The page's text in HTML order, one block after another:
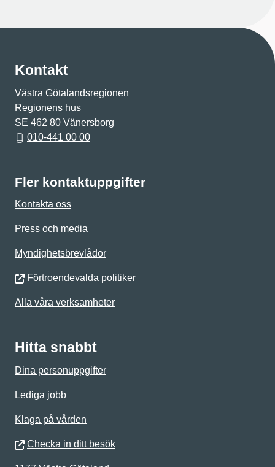
Kontakt
Västra Götalandsregionen
Regionens hus
SE 462 80 Vänersborg
010-441 00 00
Fler kontaktuppgifter
Kontakta oss
Press och media
Myndighetsbrevlådor
Förtroendevalda politiker
Alla våra verksamheter
Hitta snabbt
Dina personuppgifter
Lediga jobb
Klaga på vården
Checka in ditt besök